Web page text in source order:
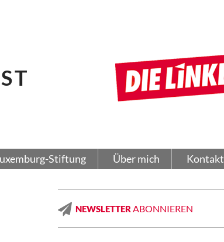
Stiftung Über mich Kontakt
NEWSLETTER ABONNIEREN